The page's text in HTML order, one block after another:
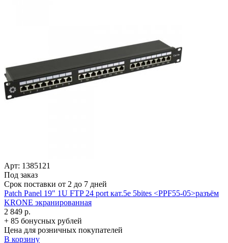
Арт: 1385121
Под заказ
Срок поставки от 2 до 7 дней
Patch Panel 19" 1U FTP 24 port кат.5e 5bites <PPF55-05>разъём
KRONE экранированная
2 849 р.
+ 85 бонусных рублей
Цена для розничных покупателей
В корзину